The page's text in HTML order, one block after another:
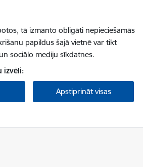
tā izmanto obligāti nepieciešamās
papildus šajā vietnē var tikt
sociālo mediju sīkdatnes.
izvēli:
Apstiprināt visas